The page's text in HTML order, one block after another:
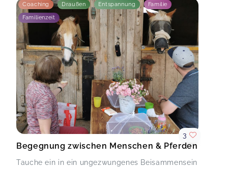
Coaching Draußen Entspannung Familie
Familienzeit
Begegnung zwischen Menschen & Pferden
Tauche ein in ein ungezwungenes Beisammensein
3